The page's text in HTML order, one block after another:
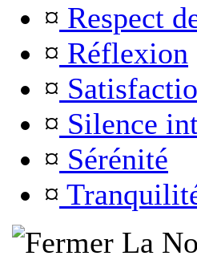
¤ Respect
¤ Réflexion
¤
¤ Silence
¤ Sérénité
¤
La